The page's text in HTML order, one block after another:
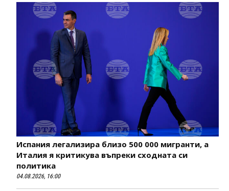
Испания легализира близо 500 000 мигранти, а
Италия я критикува въпреки сходната си
политика
04.08.2026, 16:00